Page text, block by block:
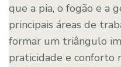
que a pia, o fogão e a
principais áreas de
formar um triângulo
praticidade e conforto